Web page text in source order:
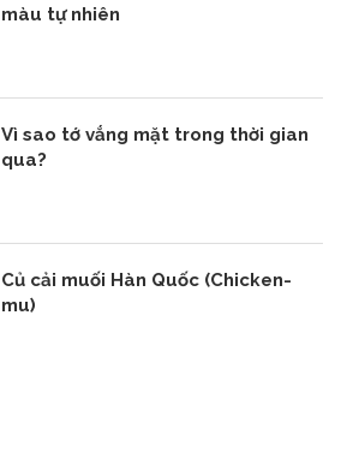
màu tự nhiên
Vì sao tớ vắng mặt trong thời gian
qua?
Củ cải muối Hàn Quốc (Chicken-
mu)